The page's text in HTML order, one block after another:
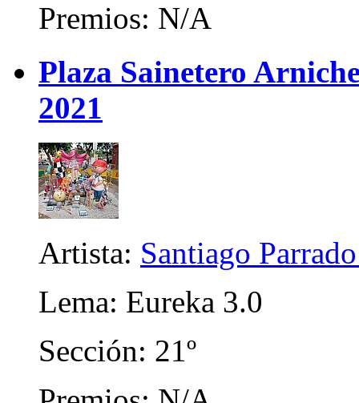
Premios: N/A
Plaza Sainetero
2021
Artista: Santiago
Lema: Eureka 3.0
Sección: 21º